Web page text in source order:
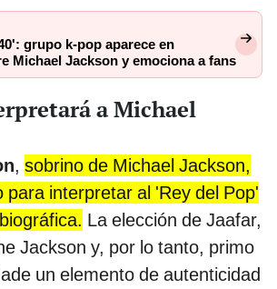
grupo k-pop aparece en
Michael Jackson y emociona a fans
a Michael
, sobrino de Michael Jackson,
para interpretar al 'Rey del Pop'
La elección de Jaafar,
Jackson y, por lo tanto, primo
un elemento de autenticidad